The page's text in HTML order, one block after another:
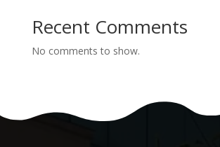
Recent Comments
No comments to show.